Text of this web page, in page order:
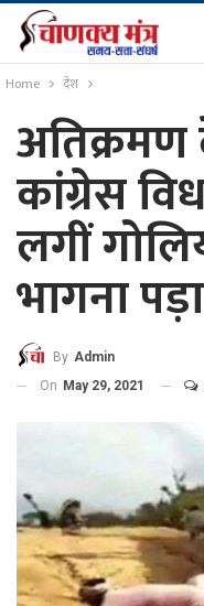
Home देश
कांग्रेस
लगीं
भागना पड़ा
By Admin
On May 29, 2021